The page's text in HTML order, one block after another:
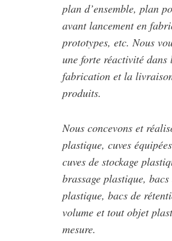
plan d’ensemble, plan
avant lancement en
prototypes, etc. Nous
une forte réactivité dans
fabrication et la
produits.
Nous concevons et
plastique, cuves
cuves de stockage
brassage plastique, bacs
plastique, bacs de
volume et tout objet
mesure.